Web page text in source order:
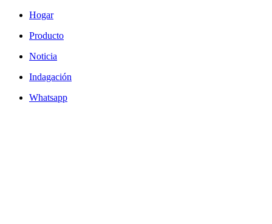
Hogar
Producto
Noticia
Indagación
Whatsapp